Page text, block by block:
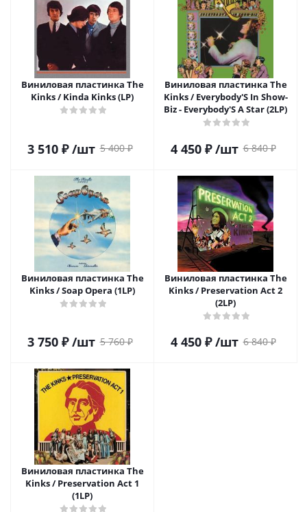
Виниловая пластинка The
Kinks / Kinda Kinks (LP)
3 510₽ /шт 5 400₽
Виниловая пластинка The
Kinks / Everybody'S In Show-
Biz - Everybody'S A Star (2LP)
4 450₽ /шт 6 840₽
Виниловая пластинка The
Kinks / Soap Opera (1LP)
3 750₽ /шт 5 760₽
Виниловая пластинка The
Kinks / Preservation Act 2
(2LP)
4 450₽ /шт 6 840₽
Виниловая пластинка The
Kinks / Preservation Act 1
(1LP)